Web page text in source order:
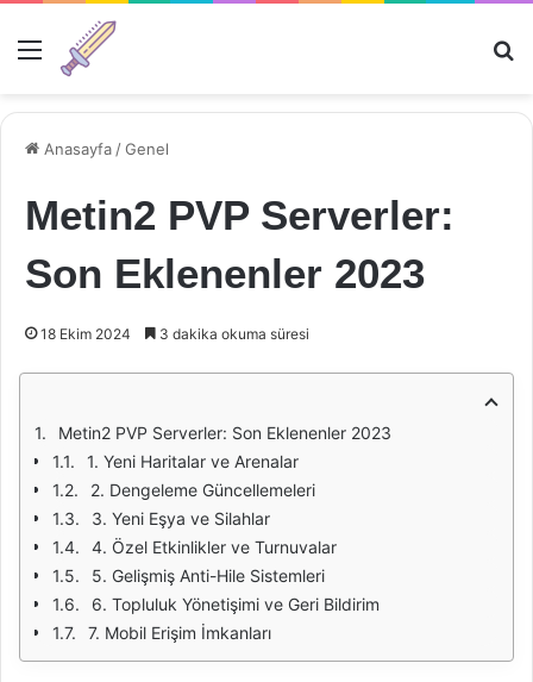
Menü
Anasayfa /Genel
Metin2 PVP Serverler:
Son Eklenenler 2023
18 Ekim 2024 3 dakika okuma süresi
Metin2 PVP Serverler: Son Eklenenler 2023
1. Yeni Haritalar ve Arenalar
2. Dengeleme Güncellemeleri
3. Yeni Eşya ve Silahlar
4. Özel Etkinlikler ve Turnuvalar
5. Gelişmiş Anti-Hile Sistemleri
6. Topluluk Yönetişimi ve Geri Bildirim
7. Mobil Erişim İmkanları